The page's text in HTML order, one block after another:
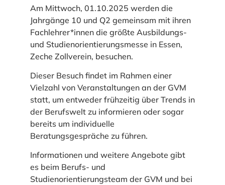
Am Mittwoch, 01.10.2025 werden die
Jahrgänge 10 und Q2 gemeinsam mit ihren
Fachlehrer*innen die größte Ausbildungs-
und Studienorientierungsmesse in Essen,
Zeche Zollverein, besuchen.
Dieser Besuch findet im Rahmen einer
Vielzahl von Veranstaltungen an der GVM
statt, um entweder frühzeitig über Trends in
der Berufswelt zu informieren oder sogar
bereits um individuelle
Beratungsgespräche zu führen.
Informationen und weitere Angebote gibt
es beim Berufs- und
Studienorientierungsteam der GVM und bei